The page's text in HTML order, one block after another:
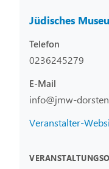
Jüdisches
Telefon
0236245279
E-Mail
info@jmw-
Veranstalter-